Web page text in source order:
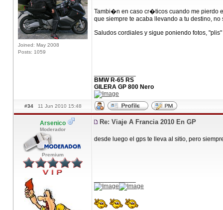
Joined: May 2008
Posts: 1059
Tambi�n en caso cr�ticos cuando me pierdo
que siempre te acaba llevando a tu destino,
Saludos cordiales y sigue poniendo fotos, "plis"
BMW R-65 RS
GILERA GP 800 Nero
#34 11 Jun 2010 15:48
Arsenico
Moderador
Premium
Re: Viaje A Francia 2010 En GP
desde luego el gps te lleva al sitio, pero